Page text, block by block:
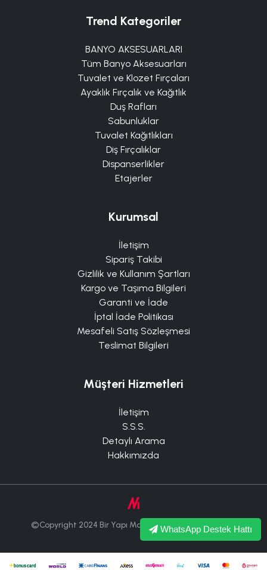
Trend Kategoriler
BANYO AKSESUARLARI
Tüm Banyo Aksesuarları
Tuvalet ve Klozet Fırçaları
Ayaklık Fırçalık ve Kağıtlık
Duş Rafları
Sabunluklar
Tuvalet Kağıtlıkları
Diş Fırçalıklar
Dispanserlikler
Etajerler
Kurumsal
İletişim
Sipariş Takibi
Gizlilik ve Kullanım Şartları
Kargo ve Taşıma Bilgileri
Garanti ve İade
İptal İade Politikası
Mesafeli Satış Sözleşmesi
Teslimat Bilgileri
Müşteri Hizmetleri
İletişim
S.S.S.
Detaylı Arama
Hakkımızda
©Copyright 2024 Bir Yapı Market Tüm Hakları Saklıdır.
WhatsApp Destek Hattı